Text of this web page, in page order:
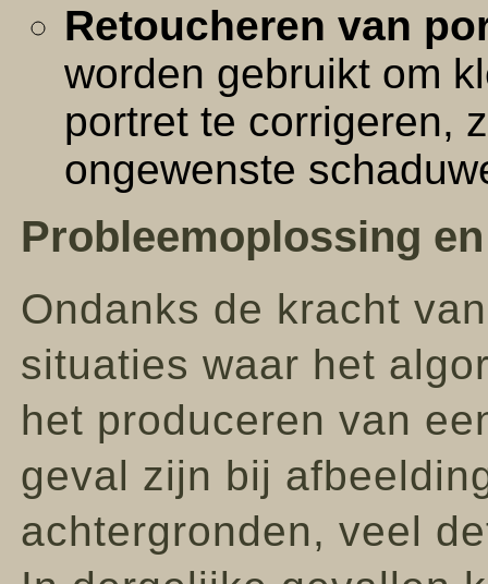
Retoucheren van
worden gebruikt om
portret te corrigeren,
ongewenste
Probleemoplossing
Ondanks de kracht
situaties waar het
het produceren van
geval zijn bij
achtergronden, veel